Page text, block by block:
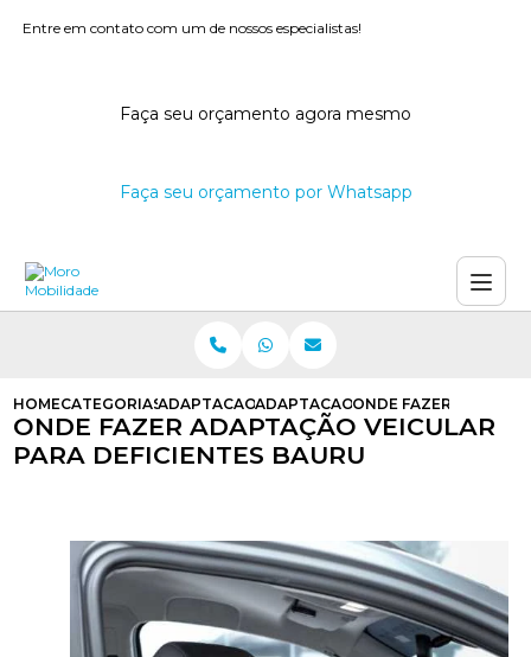
Entre em contato com um de nossos especialistas!
Faça seu orçamento agora mesmo
Faça seu orçamento por Whatsapp
HOMECATEGORIASADAPTACAO VEICULARADAPTACAO VEICULAR PARA
ONDE FAZER
ONDE FAZER ADAPTAÇÃO VEICULAR
PARA DEFICIENTES BAURU